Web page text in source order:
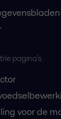
pagina's
voor de